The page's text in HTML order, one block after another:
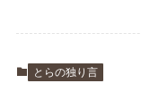
とらの独り言